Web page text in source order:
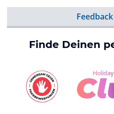
Finde Deinen